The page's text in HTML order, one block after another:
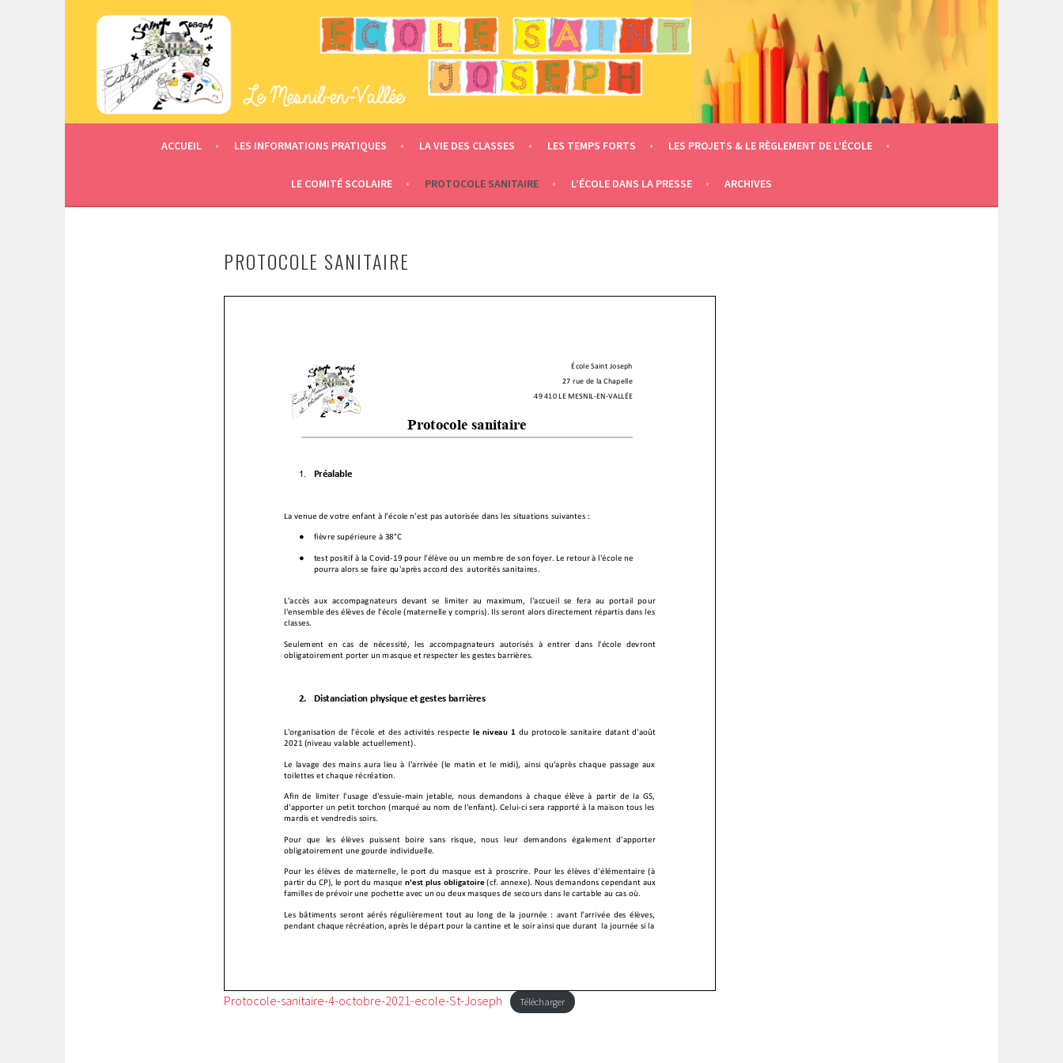
principalECOLE SAINT JOSEPH – LE MESNIL EN VALLÉE
ACCUEIL LES INFORMATIONS PRATIQUES LA VIE DES CLASSES LES TEMPS FORTS LES PROJETS & LE RÈGLEMENT DE L’ÉCOLE
LE COMITÉ SCOLAIRE PROTOCOLE SANITAIRE L’ÉCOLE DANS LA PRESSE ARCHIVES
PROTOCOLE SANITAIRE
Protocole-sanitaire-4-octobre-2021-ecole-St-Joseph Télécharger